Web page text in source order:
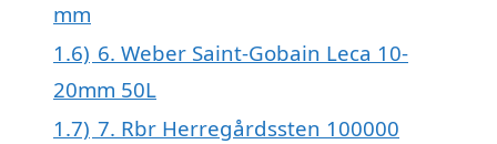
mm
1.6) 6. Weber Saint-Gobain Leca 10-
20mm 50L
1.7) 7. Rbr Herregårdssten 100000